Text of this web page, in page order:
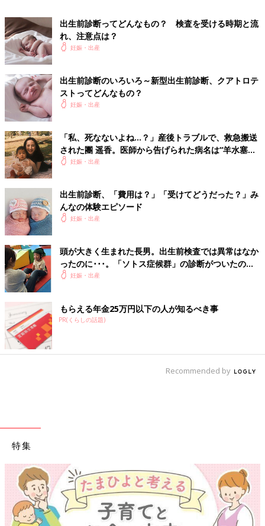
でも、「安心のため」や「やっておいたほうがいい」と友人から
すすめられて受ける検査ではありません。検査を受けるかどうか
迷ったら、夫婦で遺伝カウンセリングを受け、羊水検査について
理解し、よく話し合いましょう。
監修／笠井靖代先生
関連：出生前診断のいろいろ〜新型出生前診断、クアトロテスト
出生前診断ってどんなもの？ 検査を受ける時期と流
れ、注意点は？
妊娠・出産
出生前診断のいろいろ～新型出生前診断、クアトロテ
ストってどんなもの？
妊娠・出産
「私、死なないよね…？」産後トラブルで、救急搬送
された團 遥香。医師から告げられた病名は“羊水塞栓
症”【インタビュー】
妊娠・出産
出生前診断、「費用は？」「受けてどうだった？」み
んなの体験エピソード
妊娠・出産
頭が大きく生まれた長男。出生前検査では異常はなか
ったのに･･･。「ソトス症候群」の診断がついたのは
生後4カ月、情報がなくつらかった【体験談・医師監
妊娠・出産
もらえる年金25万円以下の人が知るべき事
PR(くらしの話題)
Recommended by
特集